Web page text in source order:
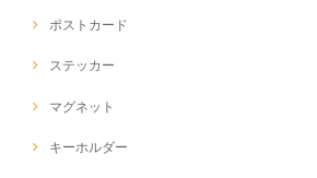
ポストカード
ステッカー
マグネット
キーホルダー